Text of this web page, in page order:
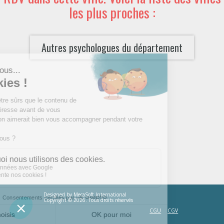
les plus proches :
Autres psychologues du département
Designed by MecaSoft International
Copyright © 2026. Tous droits réservés
CGU
CGV